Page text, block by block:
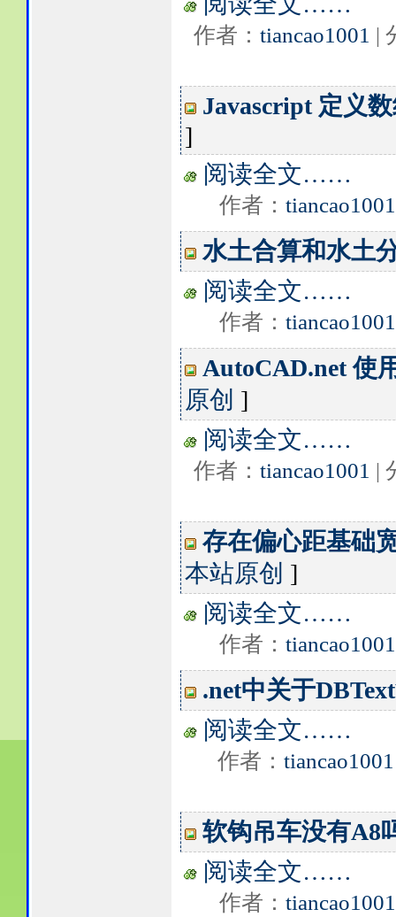
作者： tiancao1001 |
Javascript 定义
]
阅读全文……
作者： tiancao1001
水土合算和水土
阅读全文……
作者： tiancao1001
AutoCAD.net 使
原创 ]
阅读全文……
作者： tiancao1001 |
存在偏心距基础
本站原创 ]
阅读全文……
作者： tiancao1001
.net中关于
阅读全文……
作者： tiancao1001
软钩吊车没有A8
阅读全文……
作者： tiancao1001